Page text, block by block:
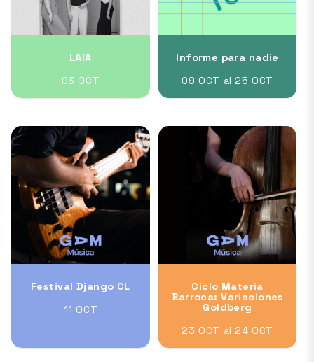
LAIA
03 OCT
Informe para nadie
09 OCT al 25 OCT
Festival Django CL
11 OCT
Ciclo Materia
Barroca: Variaciones
Goldberg
23 OCT al 24 OCT